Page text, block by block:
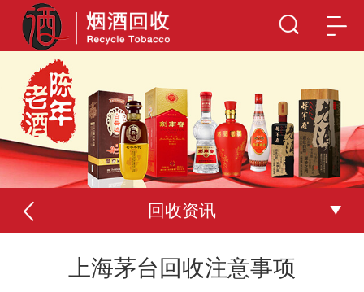
回收资讯
上海茅台回收注意事项